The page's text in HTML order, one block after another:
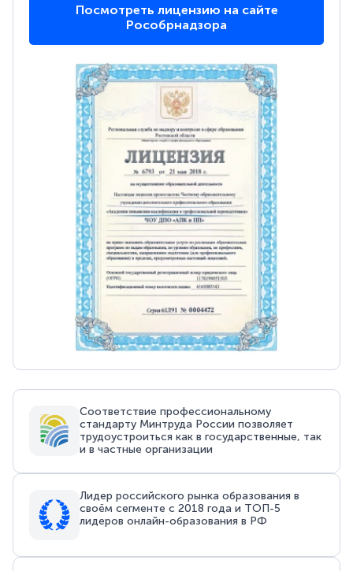
Посмотреть лицензию на сайте
Рособрнадзора
Соответствие профессиональному
стандарту Минтруда России позволяет
трудоустроиться как в государственные, так
и в частные организации
Лидер российского рынка образования в
своём сегменте с 2018 года и ТОП-5
лидеров онлайн-образования в РФ